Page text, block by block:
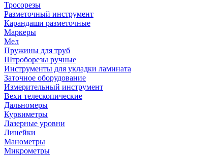
Тросорезы
Разметочный инструмент
Карандаши разметочные
Маркеры
Мел
Пружины для труб
Штроборезы ручные
Инструменты для укладки ламината
Заточное оборудование
Измерительный инструмент
Вехи телескопические
Дальномеры
Курвиметры
Лазерные уровни
Линейки
Манометры
Микрометры